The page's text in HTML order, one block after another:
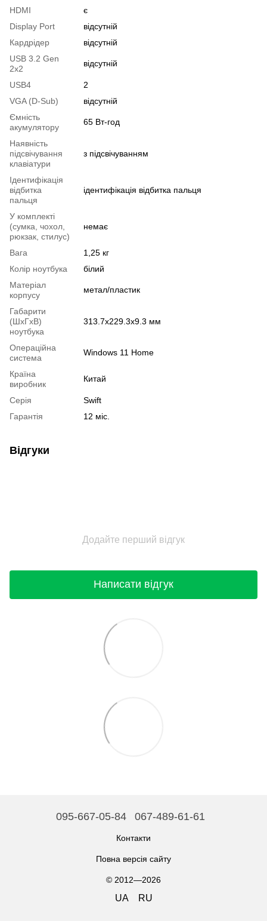
HDMI
є
Display Port
відсутній
Кардрідер
відсутній
USB 3.2 Gen
2x2
відсутній
USB4
2
VGA (D-Sub)
відсутній
Ємність
акумулятору
65 Вт-год
Наявність
підсвічування
клавіатури
з підсвічуванням
Ідентифікація
відбитка
пальця
ідентифікація відбитка пальця
У комплекті
(сумка, чохол,
рюкзак, стилус)
немає
Вага
1,25 кг
Колір ноутбука
білий
Матеріал
корпусу
метал/пластик
Габарити
(ШхГхВ)
ноутбука
313.7х229.3х9.3 мм
Операційна
система
Windows 11 Home
Країна
виробник
Китай
Серія
Swift
Гарантія
12 міс.
Відгуки
Додайте перший відгук
Написати відгук
095-667-05-84 067-489-61-61
Контакти
Повна версія сайту
© 2012—2026
UA RU